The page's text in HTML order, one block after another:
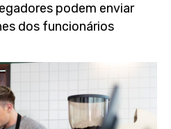
podem enviar
dos funcionários